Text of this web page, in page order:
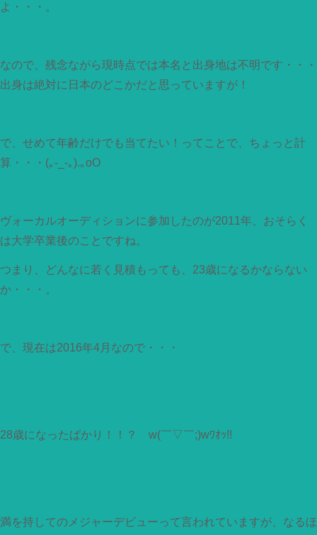
よ・・・。
なので、残念ながら現時点では本名と出身地は不明です・・・
出身は絶対に日本のどこかだと思っていますが！
で、せめて年齢だけでも当てたい！ってことで、ちょっと計
算・・・(｡-_-｡).｡oO
ヴォーカルオーディションに参加したのが2011年、おそらく
は大学卒業後のことですね。
つまり、どんなに若く見積もっても、23歳になるかならない
か・・・。
で、現在は2016年4月なので・・・
28歳になったばかり！！？ w(￣▽￣;)wﾜｵｯ!!
満を持してのメジャーデビューって言われていますが、なるほ